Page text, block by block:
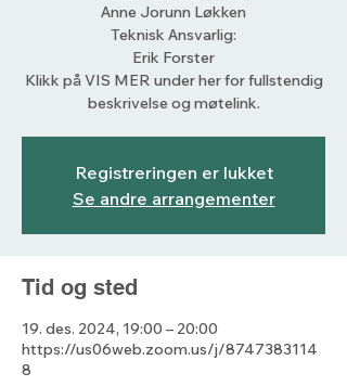
Anne Jorunn Løkken
Teknisk Ansvarlig:
Erik Forster
Klikk på VIS MER under her for fullstendig
beskrivelse og møtelink.
Registreringen er lukket
Se andre arrangementer
Tid og sted
19. des. 2024, 19:00 – 20:00
https://us06web.zoom.us/j/8747383114
8